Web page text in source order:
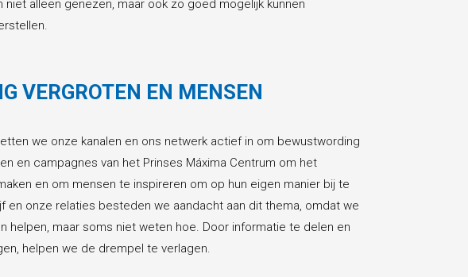
alleen genezen, maar ook zo goed mogelijk kunnen
VERGROTEN EN MENSEN
we onze kanalen en ons netwerk actief in om bewustwording
en campagnes van het Prinses Máxima Centrum om het
en om mensen te inspireren om op hun eigen manier bij te
en onze relaties besteden we aandacht aan dit thema, omdat we
helpen, maar soms niet weten hoe. Door informatie te delen en
helpen we de drempel te verlagen.